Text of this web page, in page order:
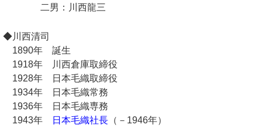
二男：川西龍三
◆川西清司
1890年 誕生
1918年 川西倉庫取締役
1928年 日本毛織取締役
1934年 日本毛織常務
1936年 日本毛織専務
1943年
日本毛織社長（－1946年）